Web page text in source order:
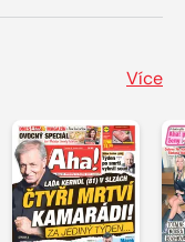
Více